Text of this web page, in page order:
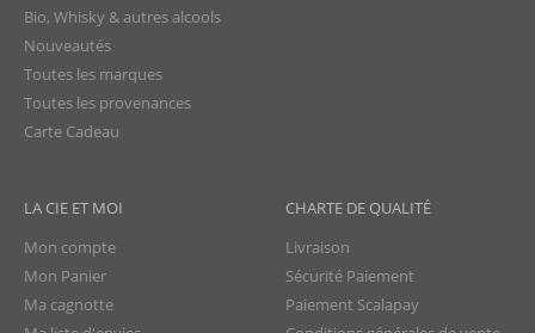
Bio, Whisky & autres alcools
Nouveautés
Toutes les marques
Toutes les provenances
Carte Cadeau
LA CIE ET MOI
Mon compte
Mon Panier
Ma cagnotte
CHARTE DE QUALITÉ
Livraison
Sécurité Paiement
Paiement Scalapay